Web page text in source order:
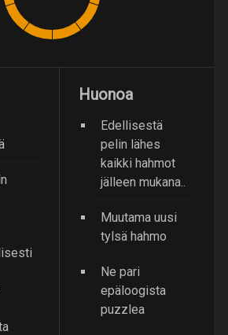
Huonoa
Edellisestä
pelin lähes
kaikki hahmot
jälleen mukana..
Muutama uusi
tylsä hahmo
Ne pari
epäloogista
puzzlea